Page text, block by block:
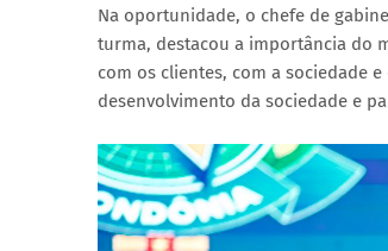
Na oportunidade, o chefe de
turma, destacou a importância do
com os clientes, com a sociedade
desenvolvimento da sociedade e